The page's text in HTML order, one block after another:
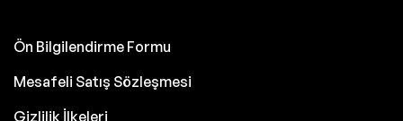
Ön Bilgilendirme Formu
Mesafeli Satış Sözleşmesi
Gizlilik İlkeleri